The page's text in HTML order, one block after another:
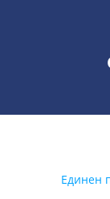
Единен